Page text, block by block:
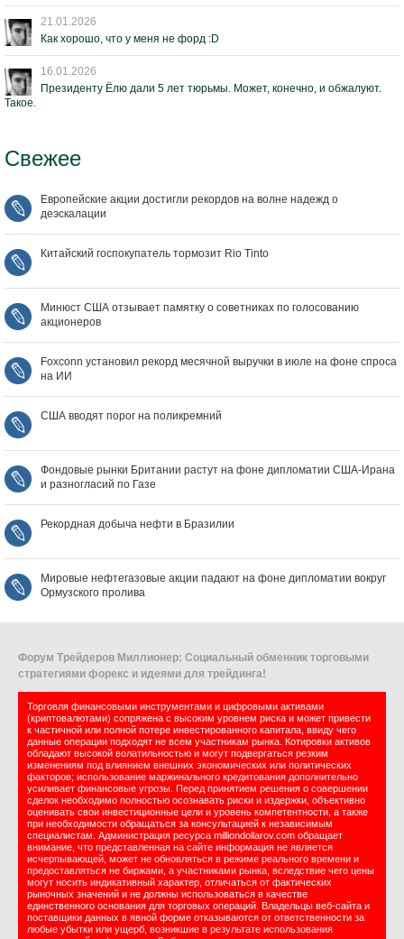
21.01.2026
Как хорошо, что у меня не форд :D
16.01.2026
Президенту Ёлю дали 5 лет тюрьмы. Может, конечно, и обжалуют.
Такое.
Свежее
Европейские акции достигли рекордов на волне надежд о
деэскалации
Китайский госпокупатель тормозит Rio Tinto
Минюст США отзывает памятку о советниках по голосованию
акционеров
Foxconn установил рекорд месячной выручки в июле на фоне спроса
на ИИ
США вводят порог на поликремний
Фондовые рынки Британии растут на фоне дипломатии США‑Ирана
и разногласий по Газе
Рекордная добыча нефти в Бразилии
Мировые нефтегазовые акции падают на фоне дипломатии вокруг
Ормузского пролива
Форум Трейдеров Миллионер: Социальный обменник торговыми
стратегиями форекс и идеями для трейдинга!
Торговля финансовыми инструментами и цифровыми активами
(криптовалютами) сопряжена с высоким уровнем риска и может привести
к частичной или полной потере инвестированного капитала, ввиду чего
данные операции подходят не всем участникам рынка. Котировки активов
обладают высокой волатильностью и могут подвергаться резким
изменениям под влиянием внешних экономических или политических
факторов; использование маржинального кредитования дополнительно
усиливает финансовые угрозы. Перед принятием решения о совершении
сделок необходимо полностью осознавать риски и издержки, объективно
оценивать свои инвестиционные цели и уровень компетентности, а также
при необходимости обращаться за консультацией к независимым
специалистам. Администрация ресурса milliondollarov.com обращает
внимание, что представленная на сайте информация не является
исчерпывающей, может не обновляться в режиме реального времени и
предоставляться не биржами, а участниками рынка, вследствие чего цены
могут носить индикативный характер, отличаться от фактических
рыночных значений и не должны использоваться в качестве
единственного основания для торговых операций. Владельцы веб-сайта и
поставщики данных в явной форме отказываются от ответственности за
любые убытки или ущерб, возникшие в результате использования